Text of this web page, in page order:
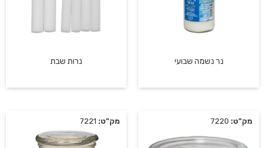
נר נשמה שבועי נרות שבת
מק"ט: מק"ט: